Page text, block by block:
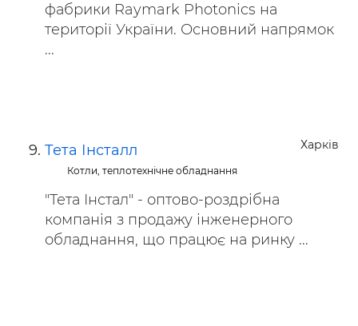
фабрики Raymark Photonics на
території України. Основний напрямок
...
Харків
Тета Інсталл
Котли, теплотехнічне обладнання
"Тета Інстал" - оптово-роздрібна
компанія з продажу інженерного
обладнання, що працює на ринку ...